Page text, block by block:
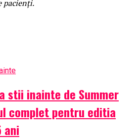
pacienți.
stii inainte de Summer
complet pentru editia
ani